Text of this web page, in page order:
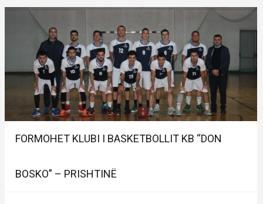
FORMOHET KLUBI I BASKETBOLLIT KB “DON
BOSKO” – PRISHTINË